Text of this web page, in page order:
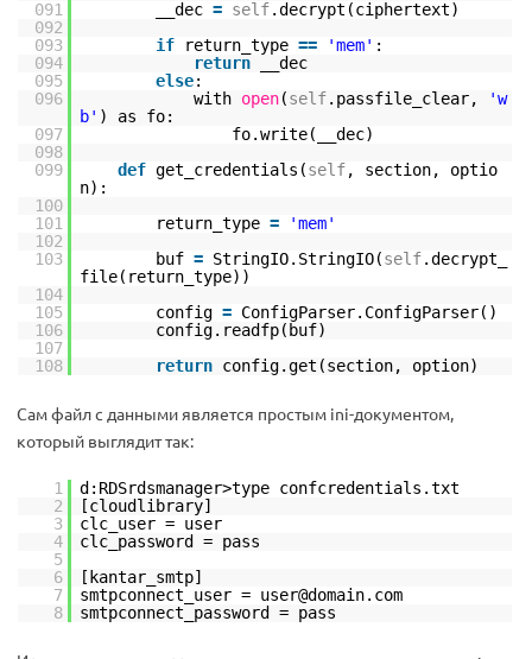
091
__dec = self.decrypt(ciphertext)
092
093
if return_type == 'mem' :
094
return
__dec
095
else:
096
with open(self.passfile_clear,
'w
b' ) as fo:
097
fo.write(__dec)
098
099
def get_credentials(self, section, optio
n):
100
101
return_type =
'mem'
102
103
buf = StringIO.StringIO(self.decrypt_
file(return_type))
104
105
config = ConfigParser.ConfigParser()
106
config.readfp(buf)
107
108
return config.get(section, option)
Сам файл с данными является простым ini-документом,
который выглядит так:
1
d:RDSrdsmanager>type confcredentials.txt
2
[cloudlibrary]
3
clc_user = user
4
clc_password = pass
5
6
[kantar_smtp]
7
smtpconnect_user = user@domain.com
8
smtpconnect_password = pass